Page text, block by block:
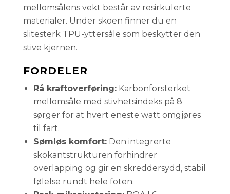
mellomsålens vekt består av resirkulerte
materialer. Under skoen finner du en
slitesterk TPU-yttersåle som beskytter den
stive kjernen.
FORDELER
Rå kraftoverføring: Karbonforsterket
mellomsåle med stivhetsindeks på 8
sørger for at hvert eneste watt omgjøres
til fart.
Sømløs komfort: Den integrerte
skokantstrukturen forhindrer
overlapping og gir en skreddersydd, stabil
følelse rundt hele foten.